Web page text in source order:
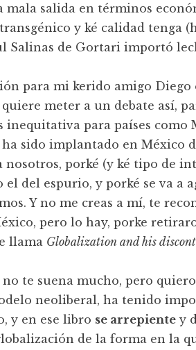
mala salida en términos
y ké calidad tenga
Salinas de Gortari importó
para mi kerido amigo Diego
quiere meter a un debate así,
inequitativa para países como
sido implantado en México
porké (y ké tipo de
el del espurio, y porké se va a
Y no me creas a mí, te
pero lo hay, porke
llama Globalization and his
te suena mucho, pero
neoliberal, ha tenido
y en ese libro se arrepiente y
de la forma en la